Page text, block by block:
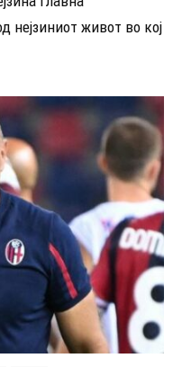
нејзиниот живот во кој